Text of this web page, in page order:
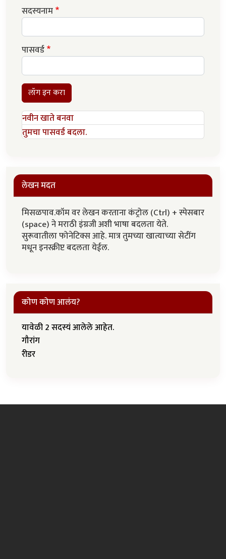
सदस्यनाम
पासवर्ड
लॉग इन करा
नवीन खाते बनवा
तुमचा पासवर्ड बदला.
लेखन मदत
मिसळपाव.कॉम वर लेखन करताना कंट्रोल (Ctrl) + स्पेसबार
(space) ने मराठी इंग्रजी अशी भाषा बदलता येते.
सुरूवातीला फोनेटिक्स आहे. मात्र तुमच्या खात्याच्या सेटींग
मधून इनस्क्रीप्ट बदलता येईल.
कोण कोण आलंय?
यावेळी 2 सदस्यं आलेले आहेत.
गौरांग
रीडर